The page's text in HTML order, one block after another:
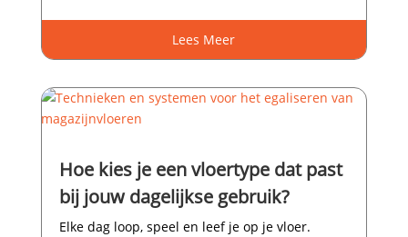
Lees Meer
Hoe kies je een vloertype dat past
bij jouw dagelijkse gebruik?
Elke dag loop, speel en leef je op je vloer.​